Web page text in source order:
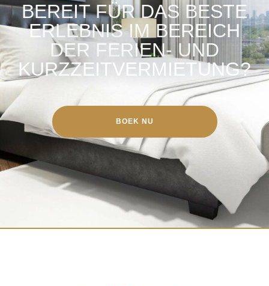
BEREIT FÜR DAS BESTE
ERLEBNIS IM BEREICH
DER FERIEN- UND
KURZZEITVERMIETUNG?
BOEK NU